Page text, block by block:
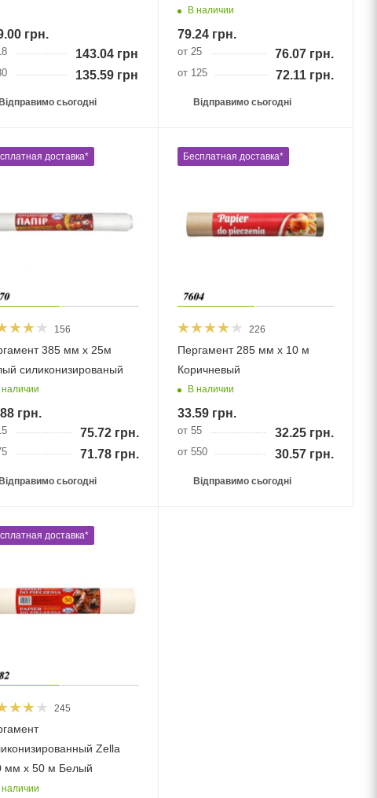
грн.
143.04 грн.
135.59 грн.
сьогодні
В наличии
79.24грн.
от 25 76.07 грн.
от 125 72.11 грн.
Відправимо сьогодні
доставка*
156
385 мм х 25м
силиконизированый
наличии
грн.
75.72грн.
71.78грн.
сьогодні
Бесплатная доставка*
226
Пергамент 285 мм х 10 м
Коричневый
В наличии
33.59грн.
от 55 32.25 грн.
от 550 30.57 грн.
Відправимо сьогодні
доставка*
245
Zella
мм х 50 м Белый
наличии